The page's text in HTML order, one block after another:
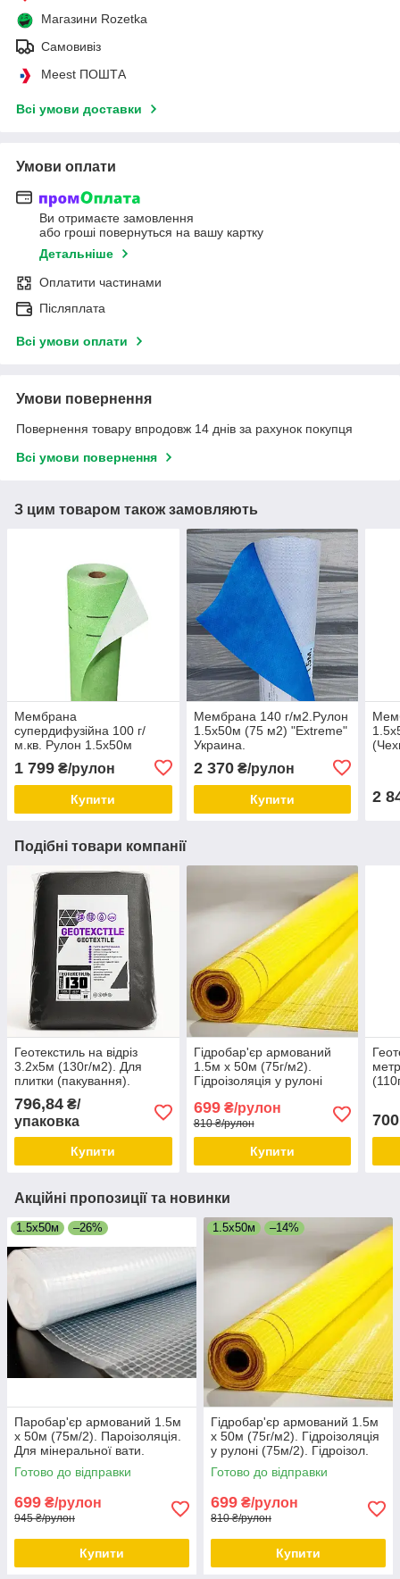
Магазини Rozetka
Самовивіз
Meest ПОШТА
Всі умови доставки
Умови оплати
Ви отримаєте замовлення
або гроші повернуться на вашу картку
Детальніше
Оплатити частинами
Післяплата
Всі умови оплати
Умови повернення
Повернення товару впродовж 14 днів за рахунок покупця
Всі умови повернення
З цим товаром також замовляють
Мембрана
супердифузійна 100 г/
м.кв. Рулон 1.5х50м
Україна. (Зелена).
1 799 ₴/рулон
Купити
Мембрана 140 г/м2.Рулон
1.5х50м (75 м2) "Extreme"
Украина.
2 370₴/рулон
Купити 2
Подібні товари компанії
Геотекстиль на відріз
3.2х5м (130г/м2). Для
плитки (пакування).
УкраЇна.
796,84 ₴/
упаковка
Купити
Гідробар'єр армований
1.5м х 50м (75г/м2).
Гідроізоляція у рулоні
699₴/рулон
810 ₴/рулон
Купити
Акційні пропозиції та новинки
1.5х50м –26%
Паробар'єр армований 1.5м
х 50м (75м/2). Пароізоляція.
Для мінеральної вати.
Щільність 75г/м2.
Готово до відправки
699 ₴/рулон
945 ₴/рулон
Купити
1.5х50м –14%
Гідробар'єр армований 1.5м
х 50м (75г/м2). Гідроізоляція
у рулоні (75м/2). Гідроізол.
Готово до відправки
699 ₴/рулон
810 ₴/рулон
Купити